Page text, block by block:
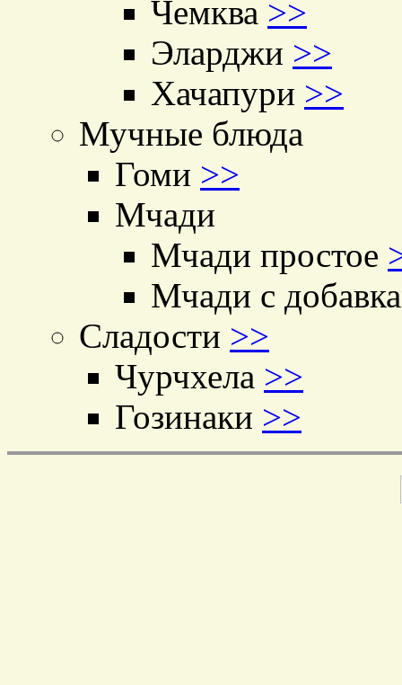
Чемква >>
Эларджи >>
Хачапури >>
Мучные блюда
Гоми >>
Мчади
Мчади простое
Мчади с
Сладости >>
Чурчхела >>
Гозинаки >>